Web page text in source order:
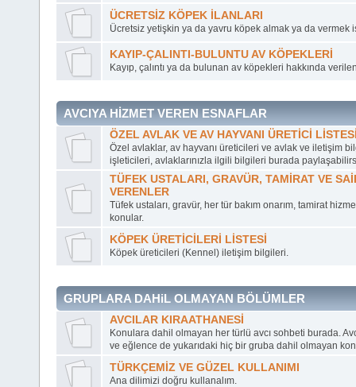
ÜCRETSİZ KÖPEK İLANLARI
Ücretsiz yetişkin ya da yavru köpek almak ya da vermek
KAYIP-ÇALINTI-BULUNTU AV KÖPEKLERİ
Kayıp, çalıntı ya da bulunan av köpekleri hakkında
AVCIYA HİZMET VEREN ESNAFLAR
ÖZEL AVLAK VE AV HAYVANI ÜRETİCİ
Özel avlaklar, av hayvanı üreticileri ve avlak ve iletişim
işleticileri, avlaklarınızla ilgili bilgileri burada
TÜFEK USTALARI, GRAVÜR, TAMİRAT VE
VERENLER
Tüfek ustaları, gravür, her tür bakım onarım, tamirat
konular.
KÖPEK ÜRETİCİLERİ LİSTESİ
Köpek üreticileri (Kennel) iletişim bilgileri.
GRUPLARA DAHiL OLMAYAN BÖLÜMLER
AVCILAR KIRAATHANESİ
Konulara dahil olmayan her türlü avcı sohbeti burada.
ve eğlence de yukarıdaki hiç bir gruba dahil olmayan
TÜRKÇEMİZ VE GÜZEL KULLANIMI
Ana dilimizi doğru kullanalım.